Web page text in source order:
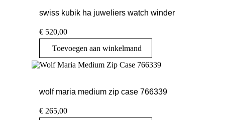
swiss kubik ha juweliers watch winder
€ 520,00
Toevoegen aan winkelmand
wolf maria medium zip case 766339
€ 265,00